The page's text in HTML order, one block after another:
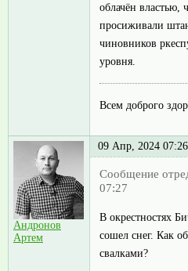
облачён властью,
просиживали
чиновников
уровня.
Всем доброго
Андронов
Артем
09 Апр, 2024 07:26
Сообщение
07:27
В окрестностях
сошел снег. Как
свалками?